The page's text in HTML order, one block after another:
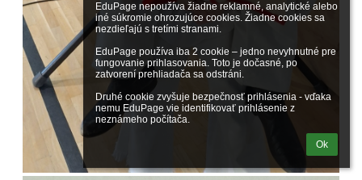
EduPage nepoužíva žiadne reklamné, analytické alebo
iné súkromie ohrozujúce cookies. Žiadne cookies sa
nezdieľajú s tretími stranami.
EduPage používa iba 2 cookie – jedno nevyhnutné pre
fungovanie prihlasovania. Toto je dočasné, po
zatvorení prehliadača sa odstráni.
Druhé cookie zvyšuje bezpečnosť prihlásenia - vďaka
nemu EduPage vie identifikovať prihlásenie z
neznámeho počítača.
Ok